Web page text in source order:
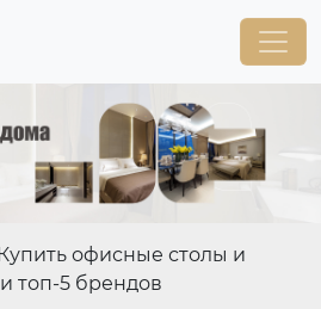
офисные столы и
топ-5 брендов